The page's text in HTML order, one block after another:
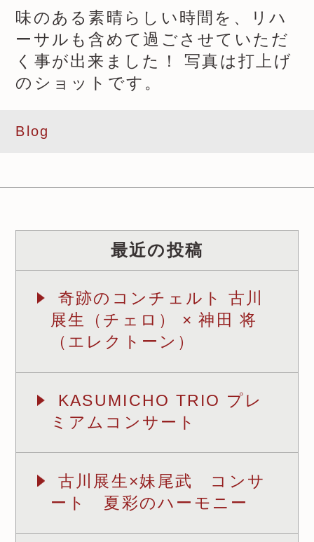
味のある素晴らしい時間を、リハ
ーサルも含めて過ごさせていただ
く事が出来ました！ 写真は打上げ
のショットです。
Blog
最近の投稿
奇跡のコンチェルト 古川
展生（チェロ） × 神田 将
（エレクトーン）
KASUMICHO TRIO プレ
ミアムコンサート
古川展生×妹尾武 コンサ
ート 夏彩のハーモニー